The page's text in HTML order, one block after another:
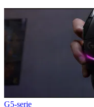
G5-serie